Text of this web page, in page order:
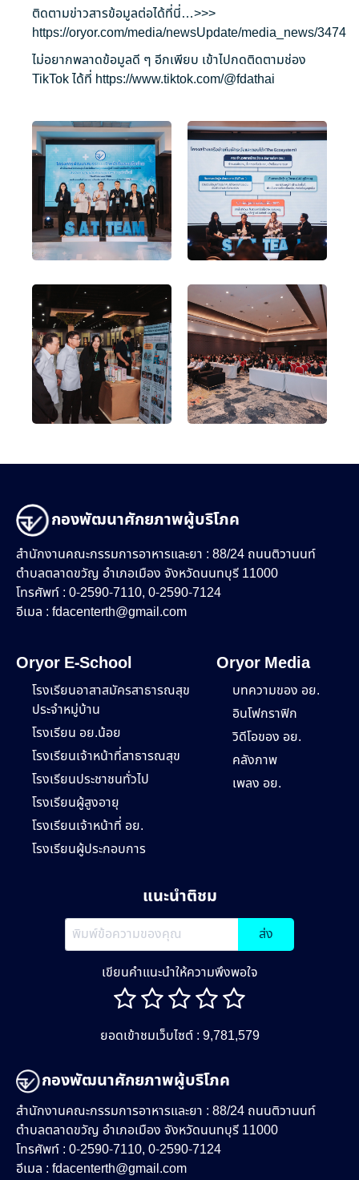
ติดตามข่าวสารข้อมูลต่อได้ที่นี่…>>>
https://oryor.com/media/newsUpdate/media_news/3474
ไม่อยากพลาดข้อมูลดี ๆ อีกเพียบ เข้าไปกดติดตามช่อง
TikTok ได้ที่ https://www.tiktok.com/@fdathai
กองพัฒนาศักยภาพผู้บริโภค
สำนักงานคณะกรรมการอาหารและยา : 88/24 ถนนติวานนท์
ตำบลตลาดขวัญ อำเภอเมือง จังหวัดนนทบุรี 11000
โทรศัพท์ : 0-2590-7110, 0-2590-7124
อีเมล : fdacenterth@gmail.com
Oryor E-School
โรงเรียนอาสาสมัครสาธารณสุข
ประจำหมู่บ้าน
โรงเรียน อย.น้อย
โรงเรียนเจ้าหน้าที่สาธารณสุข
โรงเรียนประชาชนทั่วไป
โรงเรียนผู้สูงอายุ
โรงเรียนเจ้าหน้าที่ อย.
โรงเรียนผู้ประกอบการ
Oryor Media
บทความของ อย.
อินโฟกราฟิก
วิดีโอของ อย.
คลังภาพ
เพลง อย.
แนะนำติชม
ส่ง
เขียนคำแนะนำให้ความพึงพอใจ
ยอดเข้าชมเว็บไซต์ : 9,781,579
กองพัฒนาศักยภาพผู้บริโภค
สำนักงานคณะกรรมการอาหารและยา : 88/24 ถนนติวานนท์
ตำบลตลาดขวัญ อำเภอเมือง จังหวัดนนทบุรี 11000
โทรศัพท์ : 0-2590-7110, 0-2590-7124
อีเมล : fdacenterth@gmail.com